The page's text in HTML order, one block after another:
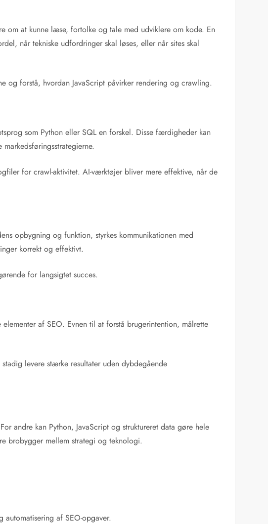
om at kunne læse, fortolke og tale med udviklere om kode. En
når tekniske udfordringer skal løses, eller når sites skal
og forstå, hvordan JavaScript påvirker rendering og crawling.
som Python eller SQL en forskel. Disse færdigheder kan
for crawl-aktivitet. AI-værktøjer bliver mere effektive, når de
opbygning og funktion, styrkes kommunikationen med
korrekt og effektivt.
for langsigtet succes.
af SEO. Evnen til at forstå brugerintention, målrette
levere stærke resultater uden dybdegående
andre kan Python, JavaScript og struktureret data gøre hele
brobygger mellem strategi og teknologi.
af SEO-opgaver.